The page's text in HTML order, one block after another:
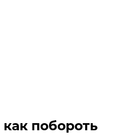
побороть